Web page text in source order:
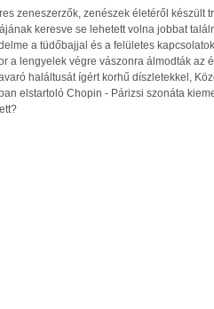
zeneszerzők, zenészek életéről készült
keresve se lehetett volna jobbat
a tüdőbajjal és a felületes
a lengyelek végre vászonra álmodták az
haláltusát ígért korhű díszletekkel,
elstartoló Chopin - Párizsi szonáta